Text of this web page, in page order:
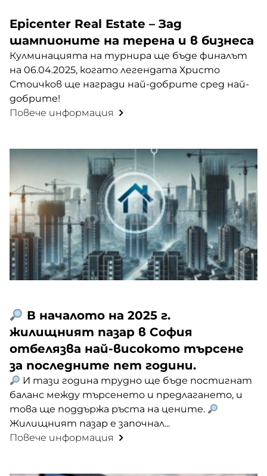
Epicenter Real Estate – Зад
шампионите на терена и в бизнеса
Кулминацията на турнира ще бъде финалът
на 06.04.2025, когато легендата Христо
Стоичков ще награди най-добрите сред най-
добрите!
Повече информация
В началото на 2025 г.
жилищният пазар в София
отбелязва най-високото търсене
за последните пет години.
И тази година трудно ще бъде постигнат
баланс между търсенето и предлагането, и
това ще поддържа ръста на цените.
Жилищният пазар е започнал...
Повече информация